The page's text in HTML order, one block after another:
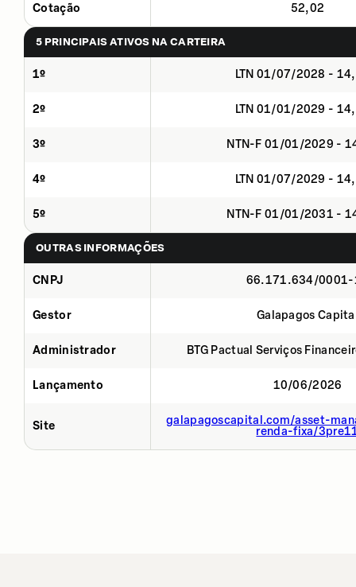
Cotação 52,02
5 PRINCIPAIS ATIVOS NA CARTEIRA
1º LTN 01/07/2028 -
2º LTN 01/01/2029 -
3º NTN-F 01/01/2029 -
4º LTN 01/07/2029 -
5º NTN-F 01/01/2031 -
OUTRAS INFORMAÇÕES
CNPJ 66.171.634/0001-
Gestor Galapagos
Administrador BTG Pactual Serviços
Lançamento 10/06/2026
Site
galapagoscapital.com/asset-
renda-fixa/